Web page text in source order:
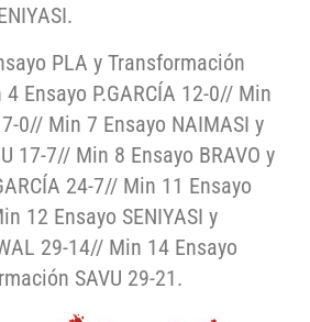
PLA y Transformación
Ensayo P.GARCÍA 12-0// Min
0// Min 7 Ensayo NAIMASI y
17-7// Min 8 Ensayo BRAVO y
24-7// Min 11 Ensayo
12 Ensayo SENIYASI y
29-14// Min 14 Ensayo
SAVU 29-21.